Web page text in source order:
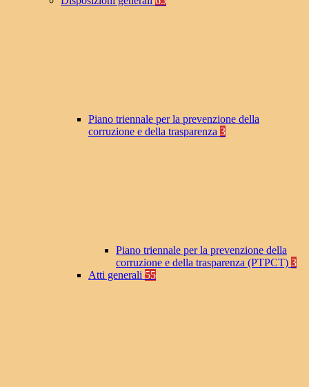
Piano triennale per la prevenzione della
corruzione e della trasparenza 3
Piano triennale per la prevenzione della
corruzione e della trasparenza (PTPCT) 3
Atti generali 55